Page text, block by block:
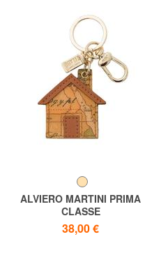
ALVIERO MARTINI PRIMA
CLASSE
Porte-clés Geo Print House
38,00 €